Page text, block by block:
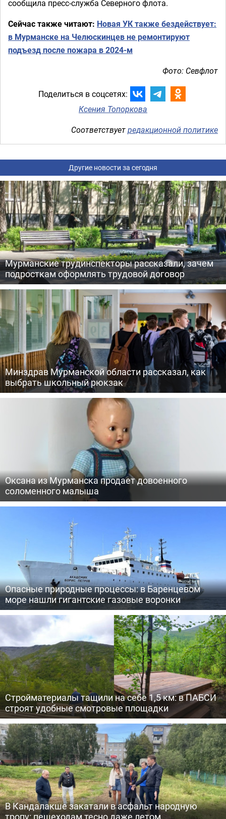
сообщила пресс-служба Северного флота.
Сейчас также читают: Новая УК также бездействует:
в Мурманске на Челюскинцев не ремонтируют
подъезд после пожара в 2024-м
Фото: Севфлот
Поделиться в соцсетях:
Ксения Топоркова
Соответствуетредакционной политике
Другие новости за сегодня
Мурманские трудинспекторы рассказали, зачем
подросткам оформлять трудовой договор
Минздрав Мурманской области рассказал, как
выбрать школьный рюкзак
Оксана из Мурманска продает довоенного
соломенного малыша
Опасные природные процессы: в Баренцевом
море нашли гигантские газовые воронки
Стройматериалы тащили на себе 1,5 км: в ПАБСИ
строят удобные смотровые площадки
В Кандалакше закатали в асфальт народную
тропу: пешеходам тесно даже летом